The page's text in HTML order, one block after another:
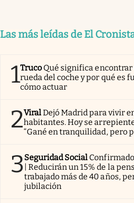
Las más leídas de El
1Truco Qué significa encontrar
rueda del coche y por qué es
cómo actuar
2ViralDejó Madrid para vivir
habitantes. Hoy se
“Gané en tranquilidad, pero
3Seguridad Social
| Reducirán un 15% de la
trabajado más de 40 años,
jubilación